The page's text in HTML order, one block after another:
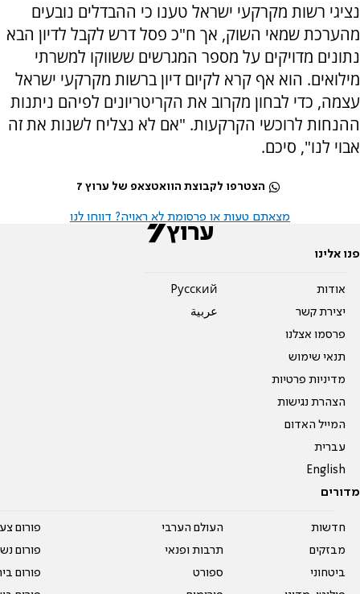
נציגי רשות מקרקעי ישראל טענו כי ההבדלים נובעים
מהערכת שמאי השוק, אך ח"כ פסל דרש לקבל לדיון הבא
נתונים מדויקים על מספר המגרשים ששווקו למשרתי
מילואים. הוא אף קרא לקיום דיון ברשות מקרקעי ישראל
עצמה, כדי לבחון מקרוב את הקריטריונים לפיהם ניתנות
ההנחות לרוכשי הקרקעות. "אם לא נצליח לשנות את זה
אבוי לנו", סיכם.
הצטרפו לקבוצת הוואטצאפ של ערוץ 7
מצאתם טעות או פרסומת לא ראויה? דווחו לנו
פנו אלינו
אודות
יצירת קשר
פרסמו אצלנו
תנאי שימוש
מדיניות פרטיות
הצהרת נגישות
המייל האדום
עברית
English
Pусский
عربية
מדורים
חדשות
מבזקים
ביטחוני
העולם הערבי
תרבות ופנאי
ספורט
פורום
פורום
פורום